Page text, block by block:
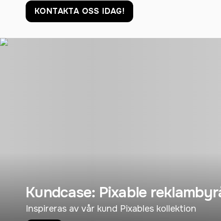
KONTAKTA OSS IDAG!
Kundcase: Pixable
Inspireras av vår kund Pixables kollektion